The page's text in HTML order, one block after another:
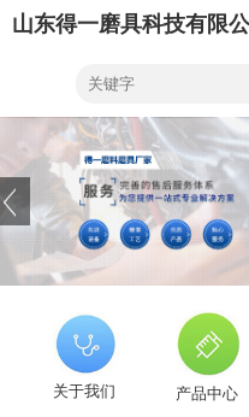
山东得一磨具科技有限公
关于我们 产品中心